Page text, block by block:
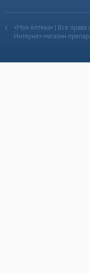
«Моя Аптека» | Все
Интернет-магазин